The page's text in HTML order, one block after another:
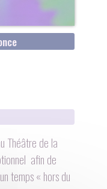
Théâtre de la
afin de
temps « hors du